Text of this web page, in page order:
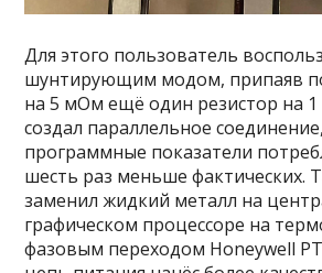
Для этого пользователь
шунтирующим модом, припаяв
на 5 мОм ещё один резистор на
создал параллельное
программные показатели
шесть раз меньше фактических.
заменил жидкий металл на
графическом процессоре на
фазовым переходом Honeywell